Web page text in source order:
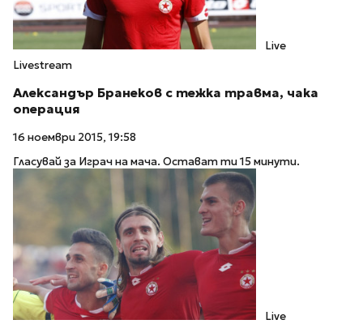
Live
Livestream
Александър Бранеков с тежка травма, чака
операция
16 ноември 2015, 19:58
Гласувай за Играч на мача. Остават ти 15 минути.
Live